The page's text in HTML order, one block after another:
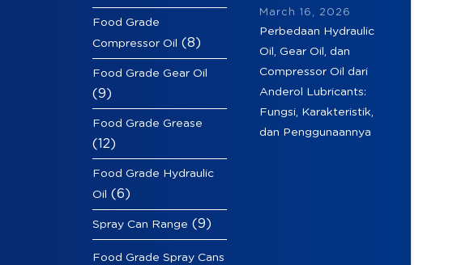
Food Grade
Compressor Oil (8)
Food Grade Gear Oil
(9)
Food Grade Grease
(12)
Food Grade Hydraulic
Oil (6)
Spray Can Range (9)
Food Grade Spray Cans
March 16, 2026
Perbedaan Hydraulic
Oil, Gear Oil, dan
Compressor Oil dari
Anderol Lubricants:
Fungsi, Karakteristik,
dan Penggunaannya